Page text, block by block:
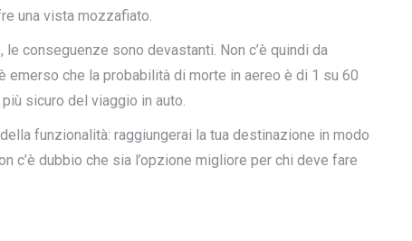
una vista mozzafiato.
conseguenze sono devastanti. Non c’è quindi da
emerso che la probabilità di morte in aereo è di 1 su 60
sicuro del viaggio in auto.
funzionalità: raggiungerai la tua destinazione in modo
c’è dubbio che sia l’opzione migliore per chi deve fare